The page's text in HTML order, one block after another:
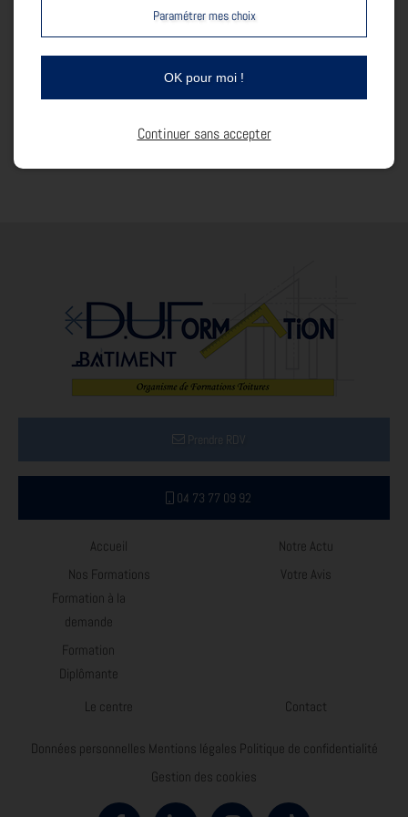
Ces distinctions récompensent leur travail rigoureux, leur passion
pour leur métier, et l'engagement quotidien de l'ensemble de l'équipe
Nous sommes extrêmement fiers de nos élèves et leur souhaitons de
continuer sur cette voie d’excellence !
Prendre RDV
04 73 77 09 92
Accueil
Nos Formations
Formation à la
demande
Formation
Diplômante
Le centre
Notre Actu
Votre Avis
Contact
Données personnelles Mentions légales Politique de confidentialité
Gestion des cookies
Paramétrer mes choix
OK pour moi !
Continuer sans accepter